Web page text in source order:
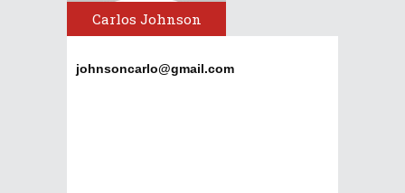
Carlos Johnson
johnsoncarlo@gmail.com